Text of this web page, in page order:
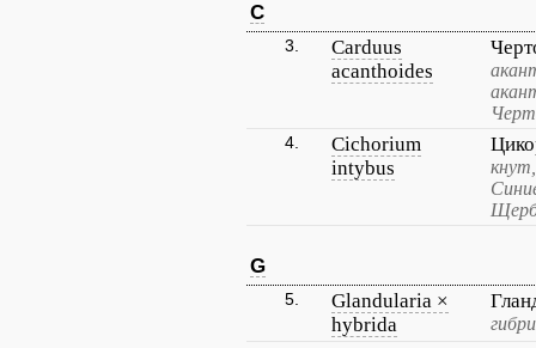
C
3.
Carduus
acanthoides
4.
Cichorium
intybus
G
5.
Glandularia ×
hybrida